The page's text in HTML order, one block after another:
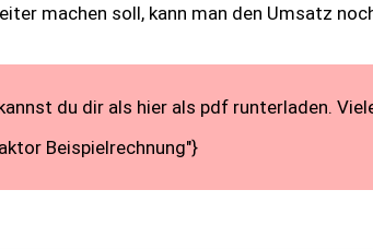
machen soll, kann man den Umsatz
du dir als hier als pdf runterladen.
Beispielrechnung"}